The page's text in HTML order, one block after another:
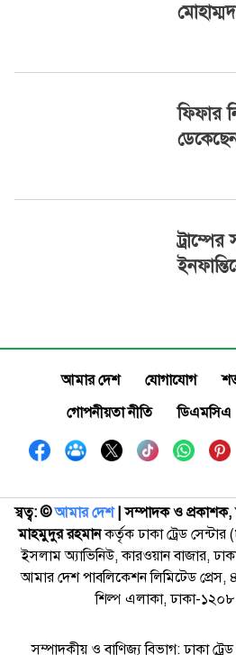
ফিফার
আমার দেশ যোগাযোগ
গোপনীয়তা নীতি
ডিএমসিএ
স্বত্ব: ©️আমার দেশ| সম্পাদক ও প্রকাশক,
মাহমুদুর রহমানকর্তৃক ঢাকা ট্রেড
ইসলাম অ্যাভিনিউ, কারওয়ান বাজার,
আমার দেশ পাবলিকেশন লিমিটেড
শিল্প এলাকা, ঢাকা-১২০৮
সম্পাদকীয় ও বাণিজ্য বিভাগ: ঢাকা